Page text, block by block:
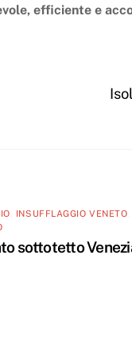
efficiente e
INSUFFLAGGIO VENETO
sottotetto